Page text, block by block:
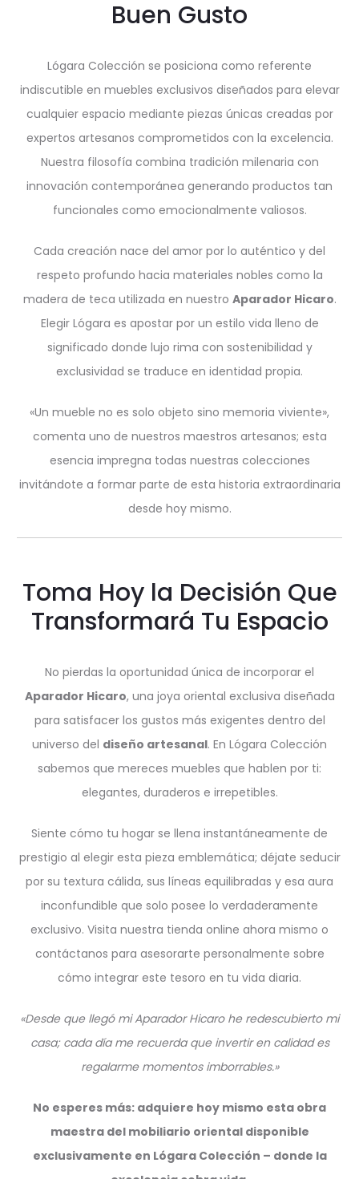
Buen Gusto
Lógara Colección se posiciona como referente
indiscutible en muebles exclusivos diseñados para elevar
cualquier espacio mediante piezas únicas creadas por
expertos artesanos comprometidos con la excelencia.
Nuestra filosofía combina tradición milenaria con
innovación contemporánea generando productos tan
funcionales como emocionalmente valiosos.
Cada creación nace del amor por lo auténtico y del
respeto profundo hacia materiales nobles como la
madera de teca utilizada en nuestro Aparador Hicaro.
Elegir Lógara es apostar por un estilo vida lleno de
significado donde lujo rima con sostenibilidad y
exclusividad se traduce en identidad propia.
«Un mueble no es solo objeto sino memoria viviente»,
comenta uno de nuestros maestros artesanos; esta
esencia impregna todas nuestras colecciones
invitándote a formar parte de esta historia extraordinaria
desde hoy mismo.
Toma Hoy la Decisión Que
Transformará Tu Espacio
No pierdas la oportunidad única de incorporar el
Aparador Hicaro, una joya oriental exclusiva diseñada
para satisfacer los gustos más exigentes dentro del
universo del diseño artesanal. En Lógara Colección
sabemos que mereces muebles que hablen por ti:
elegantes, duraderos e irrepetibles.
Siente cómo tu hogar se llena instantáneamente de
prestigio al elegir esta pieza emblemática; déjate seducir
por su textura cálida, sus líneas equilibradas y esa aura
inconfundible que solo posee lo verdaderamente
exclusivo. Visita nuestra tienda online ahora mismo o
contáctanos para asesorarte personalmente sobre
cómo integrar este tesoro en tu vida diaria.
«Desde que llegó mi Aparador Hicaro he redescubierto mi
casa; cada día me recuerda que invertir en calidad es
regalarme momentos imborrables.»
No esperes más: adquiere hoy mismo esta obra
maestra del mobiliario oriental disponible
exclusivamente en Lógara Colección – donde la